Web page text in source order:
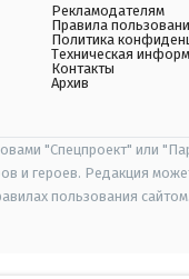
Рекламодателям
Правила
Политика
Техническая
Контакты
Архив
"Спецпроект" или
и героев. Редакция
пользования